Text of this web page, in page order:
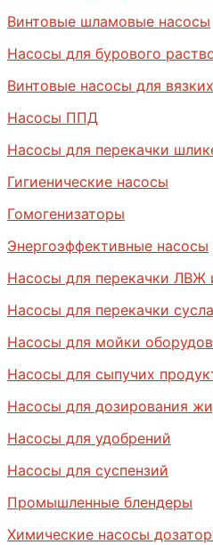
Винтовые шламовые насосы
Насосы для бурового
Винтовые насосы для
Насосы ППД
Насосы для перекачки
Гигиенические насосы
Гомогенизаторы
Энергоэффективные насосы
Насосы для перекачки ЛВЖ
Насосы для перекачки
Насосы для мойки
Насосы для сыпучих
Насосы для дозирования
Насосы для удобрений
Насосы для суспензий
Промышленные блендеры
Химические насосы